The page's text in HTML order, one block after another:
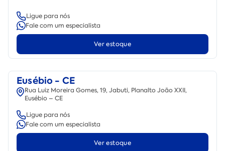
Ligue para nós
Fale com um especialista
Ver estoque
Eusébio - CE
Rua Luiz Moreira Gomes, 19, Jabuti, Planalto João XXII,
Eusébio – CE
Ligue para nós
Fale com um especialista
Ver estoque